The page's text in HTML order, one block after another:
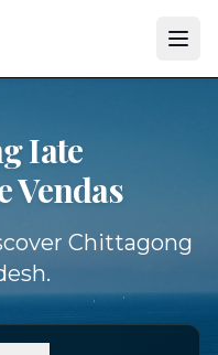
Iate
Vendas
Chittagong